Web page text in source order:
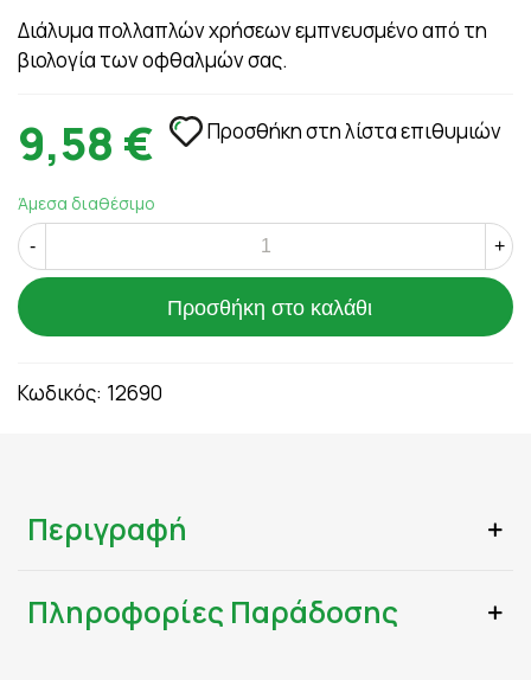
Διάλυμα πολλαπλών χρήσεων εμπνευσμένο από τη
βιολογία των οφθαλμών σας.
9,58 € Προσθήκη στη λίστα επιθυμιών
Άμεσα διαθέσιμο
- +
Προσθήκη στο καλάθι
Κωδικός: 12690
Περιγραφή
Πληροφορίες Παράδοσης